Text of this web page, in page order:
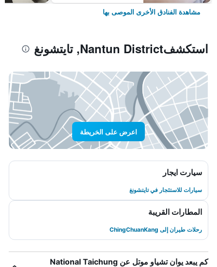
مشاهدة الفنادق الأخرى الموصى بها
استكشفNantun District, تايتشونغ
اعرض على الخريطة
سيارت ايجار
سيارات للاستئجار في تايتشونغ
المطارات القريبة
رحلات طيران إلى ChingChuanKang
كم يبعد يوان تشياو موتل عن National Taichung